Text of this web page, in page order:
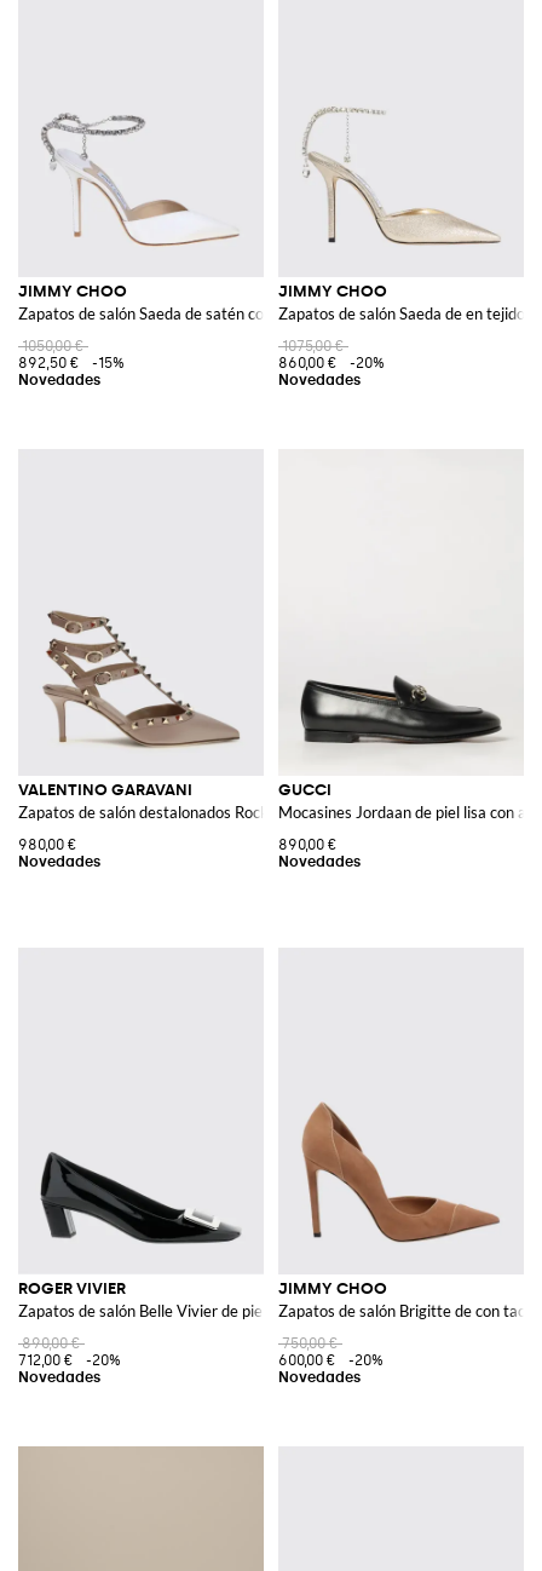
JIMMY CHOO
Zapatos de salón Saeda de satén con cristales y tacón alto
1050,00 €
892,50 €
-15%
JIMMY CHOO
Zapatos de salón Saeda de en tejido
1075,00 €
860,00 €
-20%
VALENTINO GARAVANI
Zapatos de salón destalonados Rockstud de piel con tachuelas y tacón de
980,00 €
GUCCI
Mocasines Jordaan de piel lisa con
890,00 €
ROGER VIVIER
Zapatos de salón Belle Vivier de piel charol con tacón bajo
890,00 €
712,00 €
-20%
JIMMY CHOO
Zapatos de salón Brigitte de con
750,00 €
600,00 €
-20%